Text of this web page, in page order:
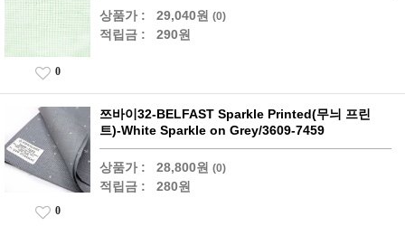
상품가 : 29,040원 (0)
적립금 : 290원
0
쯔바이32-BELFAST Sparkle Printed(무늬 프린
트)-White Sparkle on Grey/3609-7459
상품가 : 28,800원 (0)
적립금 : 280원
0